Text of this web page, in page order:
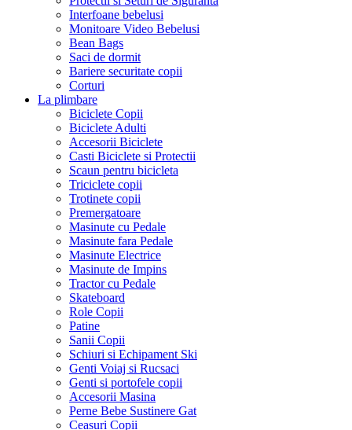
Interfoane bebelusi
Monitoare Video Bebelusi
Bean Bags
Saci de dormit
Bariere securitate copii
Corturi
La plimbare
Biciclete Copii
Biciclete Adulti
Accesorii Biciclete
Casti Biciclete si Protectii
Scaun pentru bicicleta
Triciclete copii
Trotinete copii
Premergatoare
Masinute cu Pedale
Masinute fara Pedale
Masinute Electrice
Masinute de Impins
Tractor cu Pedale
Skateboard
Role Copii
Patine
Sanii Copii
Schiuri si Echipament Ski
Genti Voiaj si Rucsaci
Genti si portofele copii
Accesorii Masina
Perne Bebe Sustinere Gat
Ceasuri Copii